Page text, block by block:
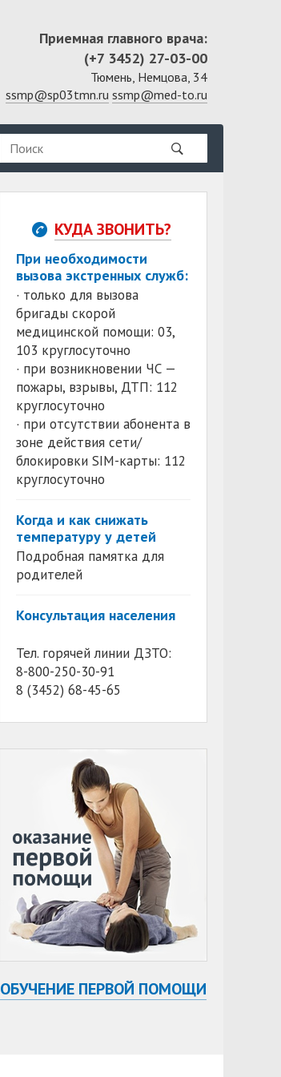
Приемная главного врача:
(+7 3452) 27-03-00
Тюмень, Немцова, 34
ssmp@sp03tmn.ru ssmp@med-to.ru
КУДА ЗВОНИТЬ?
При необходимости
вызова экстренных служб:
· только для вызова
бригады скорой
медицинской помощи: 03,
103 круглосуточно
· при возникновении ЧС —
пожары, взрывы, ДТП: 112
круглосуточно
· при отсутствии абонента в
зоне действия сети/
блокировки SIM-карты: 112
круглосуточно
Когда и как снижать
температуру у детей
Подробная памятка для
родителей
Консультация населения
Тел. горячей линии ДЗТО:
8-800-250-30-91
8 (3452) 68-45-65
ОБУЧЕНИЕ ПЕРВОЙ ПОМОЩИ